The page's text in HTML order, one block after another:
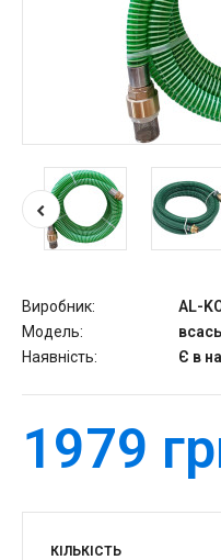
Виробник:
AL-
Модель:
Наявність:
Є в
1979
КІЛЬКІСТЬ